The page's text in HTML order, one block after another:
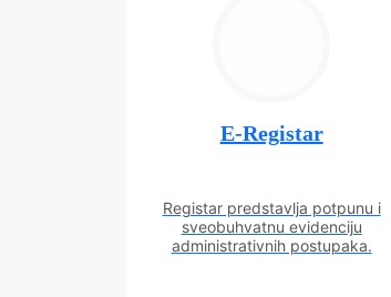
E-Registar
Registar predstavlja potpunu i
sveobuhvatnu evidenciju
administrativnih postupaka.